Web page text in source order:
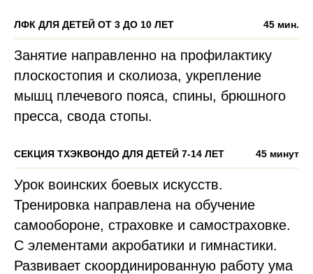
ЛФК ДЛЯ ДЕТЕЙ ОТ 3 ДО 10 ЛЕТ 45 мин.
Занятие направленно на профилактику
плоскостопия и сколиоза, укрепление
мышц плечевого пояса, спины, брюшного
пресса, свода стопы.
СЕКЦИЯ ТХЭКВОНДО ДЛЯ ДЕТЕЙ 7-14 ЛЕТ 45 минут
Урок воинских боевых искусств.
Тренировка направлена на обучение
самообороне, страховке и самостраховке.
С элементами акробатики и гимнастики.
Развивает скоординированную работу ума